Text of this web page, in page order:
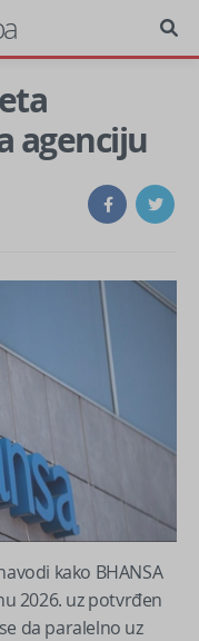
agenciju
kako BHANSA
2026. uz potvrđen
da paralelno uz